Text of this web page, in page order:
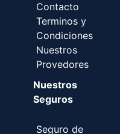
Contacto
Terminos y
Condiciones
Nuestros
Provedores
Nuestros
Seguros
Seguro de